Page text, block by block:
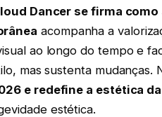
Dancer se firma
acompanha a
ao longo do tempo e
mas sustenta mudanças.
e redefine a estética
estética.